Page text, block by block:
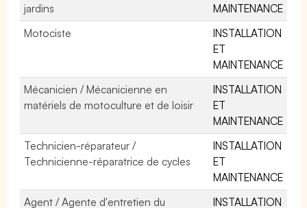
jardins
MAINTENANCE
Motociste
INSTALLATION
ET
MAINTENANCE
Mécanicien / Mécanicienne en
matériels de motoculture et de loisir
INSTALLATION
ET
MAINTENANCE
Technicien-réparateur /
Technicienne-réparatrice de cycles
INSTALLATION
ET
MAINTENANCE
Agent / Agente d'entretien du
INSTALLATION